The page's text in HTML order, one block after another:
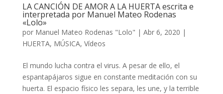
LA CANCIÓN DE AMOR A LA HUERTA escrita e
interpretada por Manuel Mateo Rodenas
«Lolo»
por Manuel Mateo Rodenas "Lolo" | Abr 6, 2020 |
HUERTA, MÚSICA, Vídeos
El mundo lucha contra el virus. A pesar de ello, el
espantapájaros sigue en constante meditación con su
huerta. El espacio físico les separa, les une, y la terrible